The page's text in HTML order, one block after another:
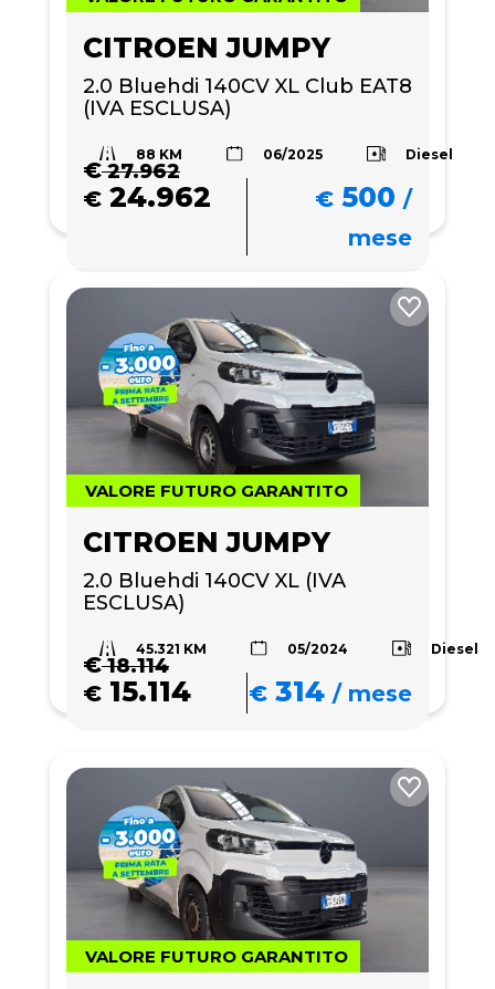
CITROEN JUMPY
2.0 Bluehdi 140CV XL Club EAT8
(IVA ESCLUSA)
88 KM 06/2025 Diesel
€27.962
€ 24.962 € 500 /
mese
VALORE FUTURO GARANTITO
CITROEN JUMPY
2.0 Bluehdi 140CV XL (IVA
ESCLUSA)
45.321 KM 05/2024 Diesel
€18.114
€ 15.114 € 314 /mese
VALORE FUTURO GARANTITO